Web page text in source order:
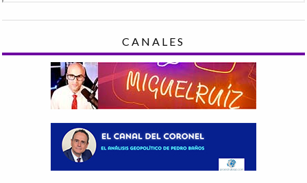
CANALES